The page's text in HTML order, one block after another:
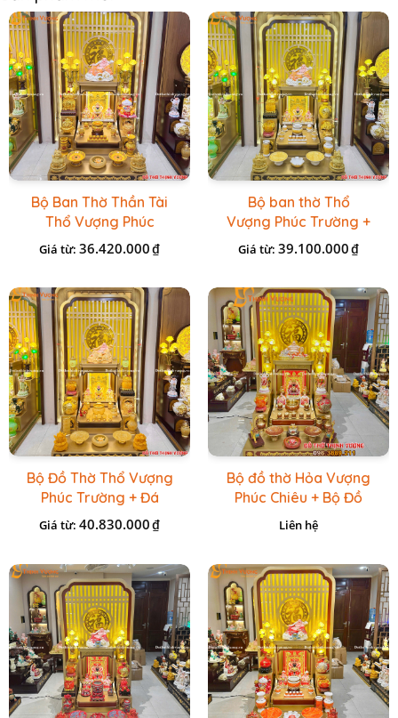
Bộ Ban Thờ Thần Tài
Thổ Vượng Phúc
Trường + Bộ Đồ Sứ
Cao Cấp Gấm Vàng
Giá từ: 36.420.000₫
Bộ ban thờ Thổ
Vượng Phúc Trường +
Đồ Sứ Vàng Đá Cao
Giá từ: 39.100.000₫
Bộ Đồ Thờ Thổ Vượng
Phúc Trường + Đá
Onix Vàng
Giá từ: 40.830.000₫
Bộ đồ thờ Hỏa Vượng
Phúc Chiêu + Bộ Đồ
Thờ Đá Đỏ Bọc Đồng
Cao cấp
Liên hệ